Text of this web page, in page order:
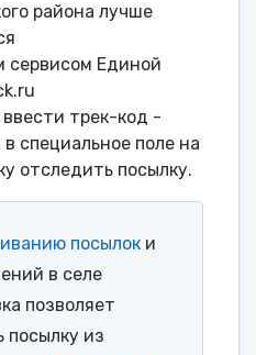
района лучше
сервисом Единой
трек-код -
специальное поле на
отследить посылку.
посылок и
в селе
позволяет
посылку из